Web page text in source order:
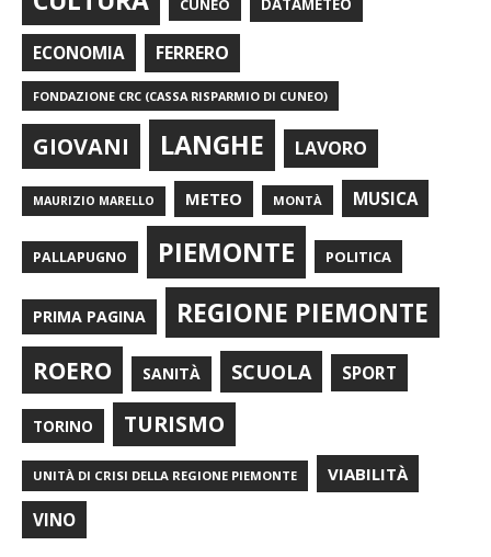
CUNEO DATAMETEO
ECONOMIA FERRERO
FONDAZIONE CRC (CASSA RISPARMIO DI CUNEO)
GIOVANI LANGHE LAVORO
MAURIZIO MARELLO METEO MONTÀ MUSICA
PALLAPUGNO PIEMONTE POLITICA
PRIMA PAGINA REGIONE PIEMONTE
ROERO SANITÀ SCUOLA SPORT
TORINO TURISMO
UNITÀ DI CRISI DELLA REGIONE PIEMONTE VIABILITÀ
VINO